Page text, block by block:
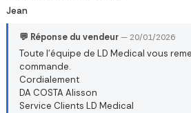
Jean
💬 Réponse du vendeur— 20/01/2026
Toute l’équipe de LD Medical vous
commande.
Cordialement
DA COSTA Alisson
Service Clients LD Medical